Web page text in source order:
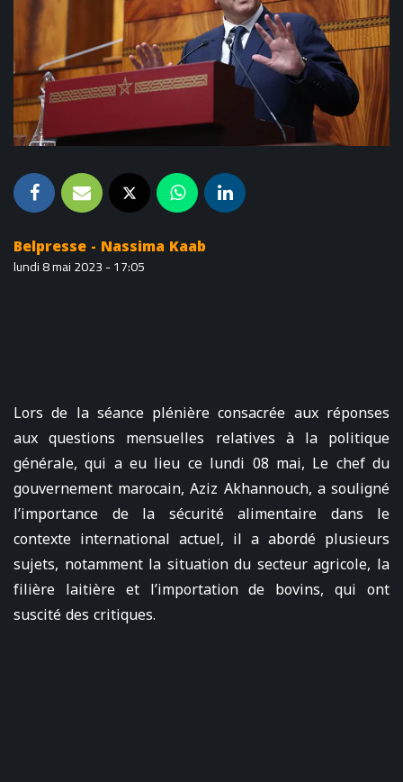
Belpresse - Nassima Kaab
lundi 8 mai 2023 - 17:05
Lors de la séance plénière consacrée aux réponses
aux questions mensuelles relatives à la politique
générale, qui a eu lieu ce lundi 08 mai, Le chef du
gouvernement marocain, Aziz Akhannouch, a souligné
l’importance de la sécurité alimentaire dans le
contexte international actuel, il a abordé plusieurs
sujets, notamment la situation du secteur agricole, la
filière laitière et l’importation de bovins, qui ont
suscité des critiques.